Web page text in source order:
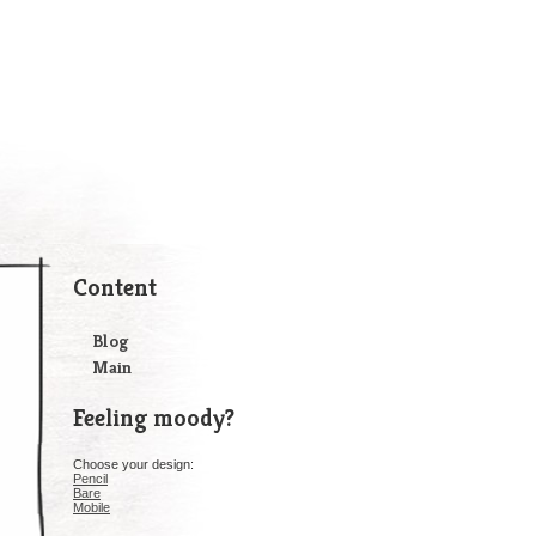
Content
Blog
Main
Feeling moody?
Choose your design:
Pencil
Bare
Mobile